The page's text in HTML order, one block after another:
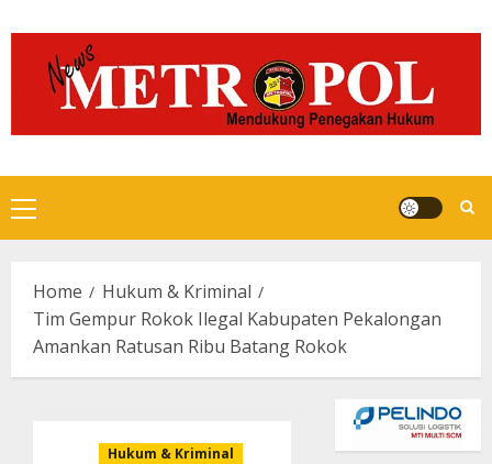
to
content
Primary
Menu
Home
Hukum & Kriminal
Tim Gempur Rokok Ilegal Kabupaten Pekalongan
Amankan Ratusan Ribu Batang Rokok
Hukum & Kriminal